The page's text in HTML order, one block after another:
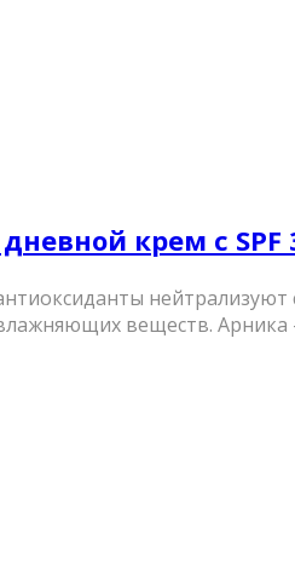
крем с SPF
нейтрализуют
веществ. Арника